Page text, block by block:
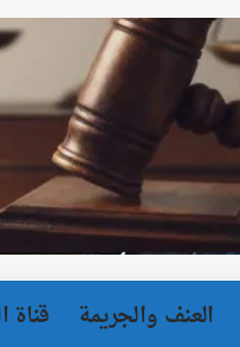
العنف والجريمة قناة